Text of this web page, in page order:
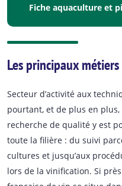
Fiche aquaculture et
Les principaux
Secteur d’activité aux
pourtant, et de plus en
recherche de qualité y est
toute la filière : du suivi
cultures et jusqu’aux
lors de la vinification. Si